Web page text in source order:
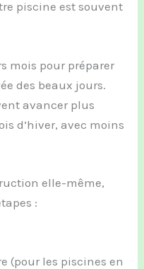
piscine est souvent
mois pour préparer
des beaux jours.
avancer plus
d’hiver, avec moins
elle-même,
:
(pour les piscines en